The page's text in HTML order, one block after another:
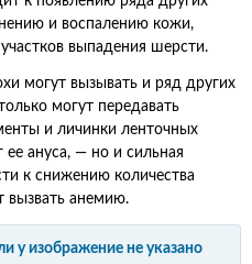
и воспалению кожи,
выпадения шерсти.
могут вызывать и ряд других
могут передавать
и личинки ленточных
ее ануса, — но и сильная
к снижению количества
вызвать анемию.
у изображение не указано